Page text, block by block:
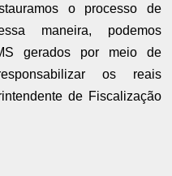
o processo de
maneira, podemos
gerados por meio de
os reais
de Fiscalização